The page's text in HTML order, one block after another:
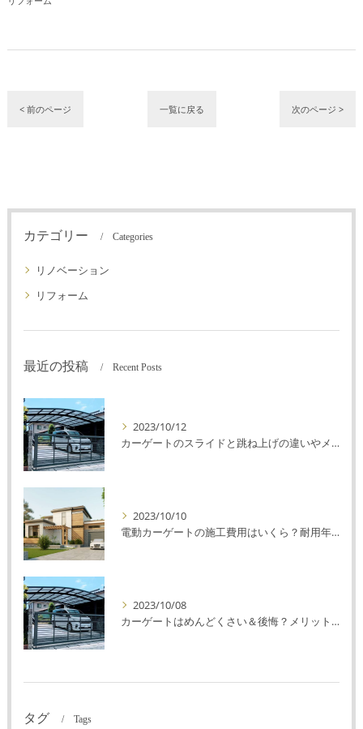
< 前のページ 一覧に戻る 次のページ >
カテゴリー Categories
リノベーション
リフォーム
最近の投稿 Recent Posts
2023/10/12
カーゲートのスライドと跳ね上げの違いやメリットデメリットを解説！
2023/10/10
電動カーゲートの施工費用はいくら？耐用年数や注意点を解説！
2023/10/08
カーゲートはめんどくさい＆後悔？メリット・デメリットを解説！
タグ Tags